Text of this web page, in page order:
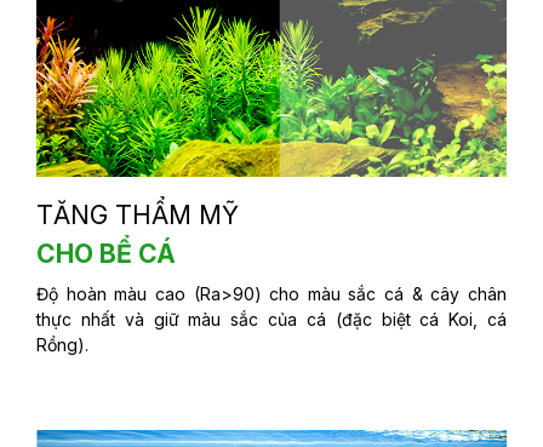
TĂNG THẨM MỸ
CHO BỂ CÁ
Độ hoàn màu cao (Ra>90) cho màu sắc cá & cây chân
thực nhất và giữ màu sắc của cá (đặc biệt cá Koi, cá
Rồng).